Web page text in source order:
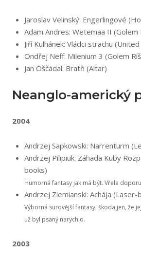
Jaroslav Velinský: Engerlingové
Adam Andres: Wetemaa II (Golem
Jiří Kulhánek: Vládci strachu (United
Ondřej Neff: Milenium 3 (Golem
Jan Oščádal: Bratři (Altar)
Neanglo-americký
2004
Andrzej Sapkowski: Narrenturm
Andrzej Pilipiuk: Záhada Kuby
books)
Humorná fantasy jak má být. Vřele
Andrzej Ziemianski: Achája (Laser-
Výborná surovější fantasy, škoda jen, že
už byl psaný narychlo.
2003